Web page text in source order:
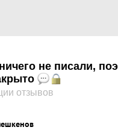
не писали,
отзывов